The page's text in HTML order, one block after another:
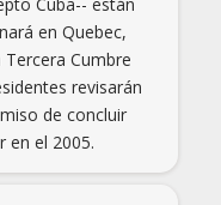
en Quebec,
Cumbre
revisarán
de concluir
en el 2005.